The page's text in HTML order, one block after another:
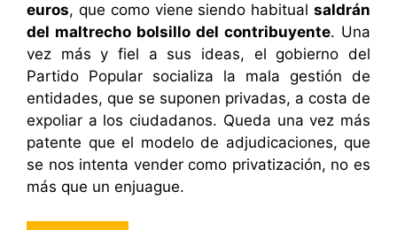
euros, que como viene siendo habitual saldrán
del maltrecho bolsillo del contribuyente. Una
vez más y fiel a sus ideas, el gobierno del
Partido Popular socializa la mala gestión de
entidades, que se suponen privadas, a costa de
expoliar a los ciudadanos. Queda una vez más
patente que el modelo de adjudicaciones, que
se nos intenta vender como privatización, no es
más que un enjuague.